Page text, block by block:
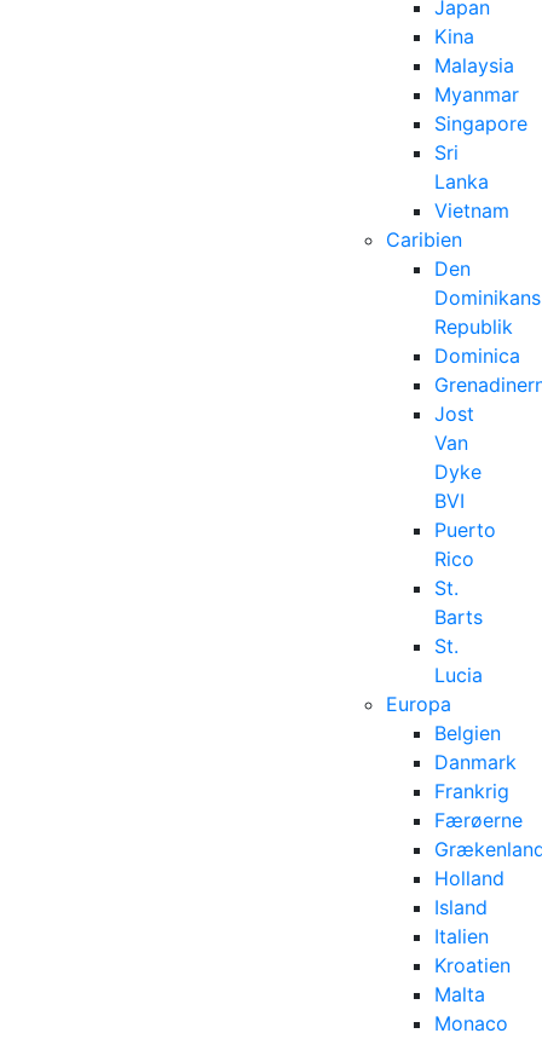
Japan
Kina
Malaysia
Myanmar
Singapore
Sri
Lanka
Vietnam
Caribien
Den
Republik
Dominica
Jost
Van
Dyke
BVI
Puerto
Rico
St.
Barts
St.
Lucia
Europa
Belgien
Danmark
Frankrig
Færøerne
Holland
Island
Italien
Kroatien
Malta
Monaco